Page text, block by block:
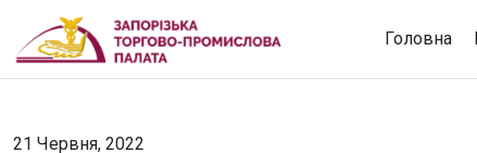
Головна
21 Червня, 2022